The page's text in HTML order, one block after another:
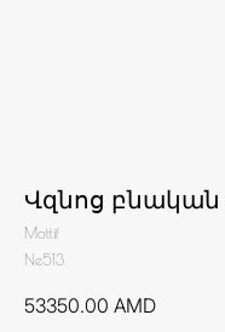
Վզնոց
Mottif
Ne513
53350.00 AMD